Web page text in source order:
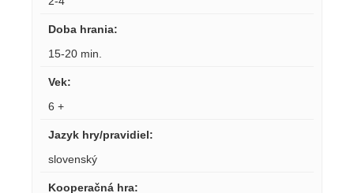
Doba hrania:
15-20 min.
Vek:
6 +
Jazyk hry/pravidiel:
slovenský
Kooperačná hra: